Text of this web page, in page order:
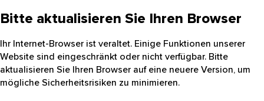
Bitte aktualisieren Sie Ihren Browser
Ihr Internet-Browser ist veraltet. Einige Funktionen unserer
Website sind eingeschränkt oder nicht verfügbar. Bitte
aktualisieren Sie Ihren Browser auf eine neuere Version, um
mögliche Sicherheitsrisiken zu minimieren.